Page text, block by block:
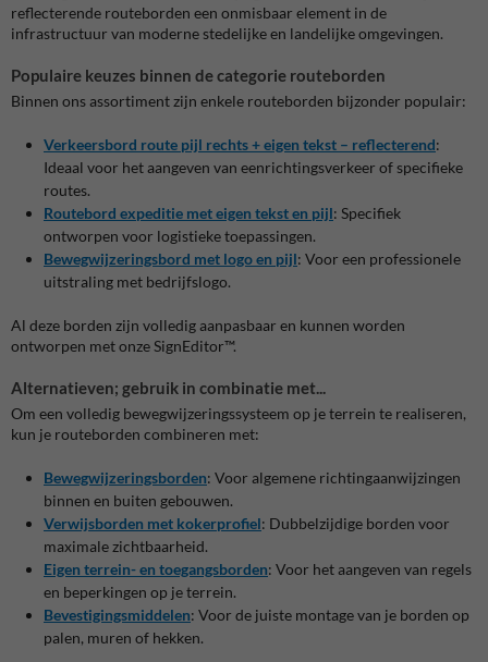
reflecterende routeborden een onmisbaar element in de
infrastructuur van moderne stedelijke en landelijke omgevingen.
Populaire keuzes binnen de categorie routeborden
Binnen ons assortiment zijn enkele routeborden bijzonder populair:
Verkeersbord route pijl rechts + eigen tekst – reflecterend:
Ideaal voor het aangeven van eenrichtingsverkeer of specifieke
routes.
Routebord expeditie met eigen tekst en pijl: Specifiek
ontworpen voor logistieke toepassingen.
Bewegwijzeringsbord met logo en pijl: Voor een professionele
uitstraling met bedrijfslogo.
Al deze borden zijn volledig aanpasbaar en kunnen worden
ontworpen met onze SignEditor™.
Alternatieven; gebruik in combinatie met...
Om een volledig bewegwijzeringssysteem op je terrein te realiseren,
kun je routeborden combineren met:
Bewegwijzeringsborden: Voor algemene richtingaanwijzingen
binnen en buiten gebouwen.
Verwijsborden met kokerprofiel: Dubbelzijdige borden voor
maximale zichtbaarheid.
Eigen terrein- en toegangsborden: Voor het aangeven van regels
en beperkingen op je terrein.
Bevestigingsmiddelen: Voor de juiste montage van je borden op
palen, muren of hekken.